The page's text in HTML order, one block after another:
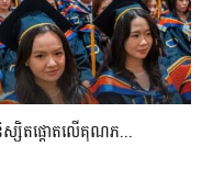
សិតផ្តោតលើគុណភ...